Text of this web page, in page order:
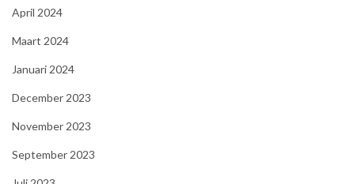
April 2024
Maart 2024
Januari 2024
December 2023
November 2023
September 2023